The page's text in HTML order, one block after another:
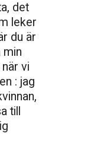
det
leker
du är
min
vi
: jag
till